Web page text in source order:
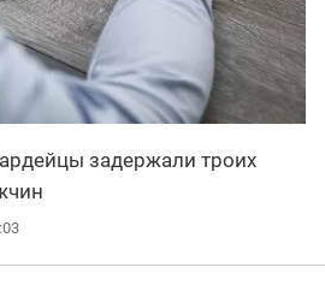
задержали троих